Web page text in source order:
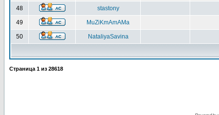
48 stastony
49 MuZiKmAmAMa
50 NataliyaSavina
Страница 1 из 28618